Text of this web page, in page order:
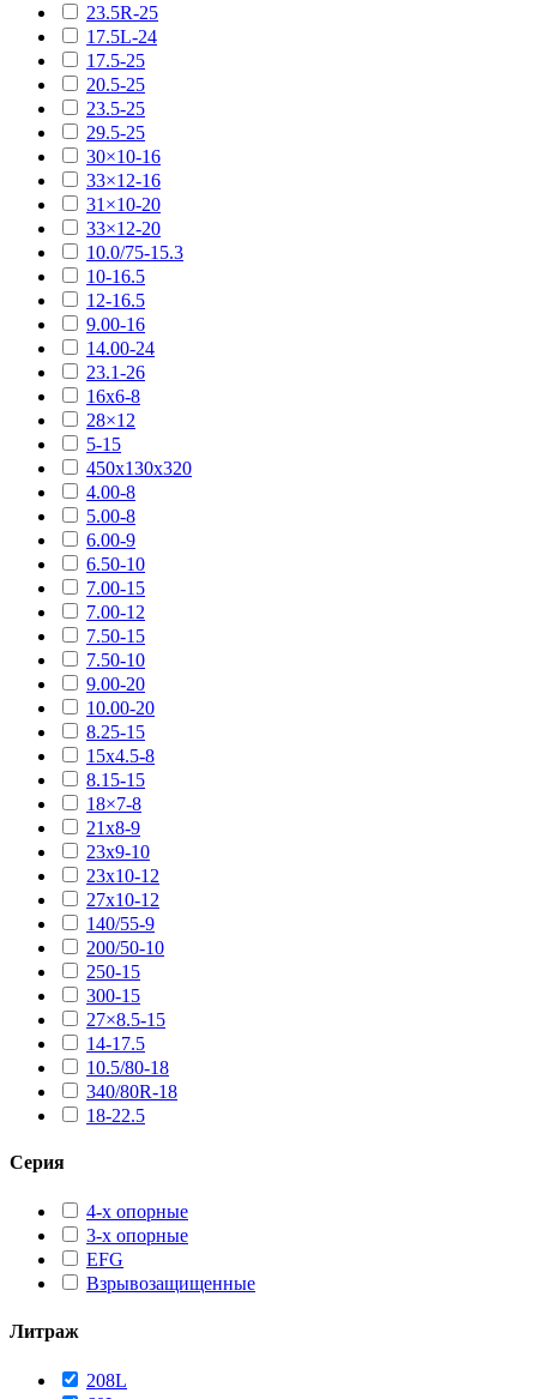
23.5R-25
17.5L-24
17.5-25
20.5-25
23.5-25
29.5-25
30×10-16
33×12-16
31×10-20
33×12-20
10.0/75-15.3
10-16.5
12-16.5
9.00-16
14.00-24
23.1-26
16х6-8
28×12
5-15
450х130х320
4.00-8
5.00-8
6.00-9
6.50-10
7.00-15
7.00-12
7.50-15
7.50-10
9.00-20
10.00-20
8.25-15
15х4.5-8
8.15-15
18×7-8
21х8-9
23х9-10
23х10-12
27х10-12
140/55-9
200/50-10
250-15
300-15
27×8.5-15
14-17.5
10.5/80-18
340/80R-18
18-22.5
Серия
4-х опорные
3-х опорные
EFG
Взрывозащищенные
Литраж
208L